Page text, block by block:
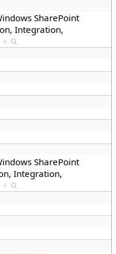
SharePoint
Integration,
+
SharePoint
Integration,
+